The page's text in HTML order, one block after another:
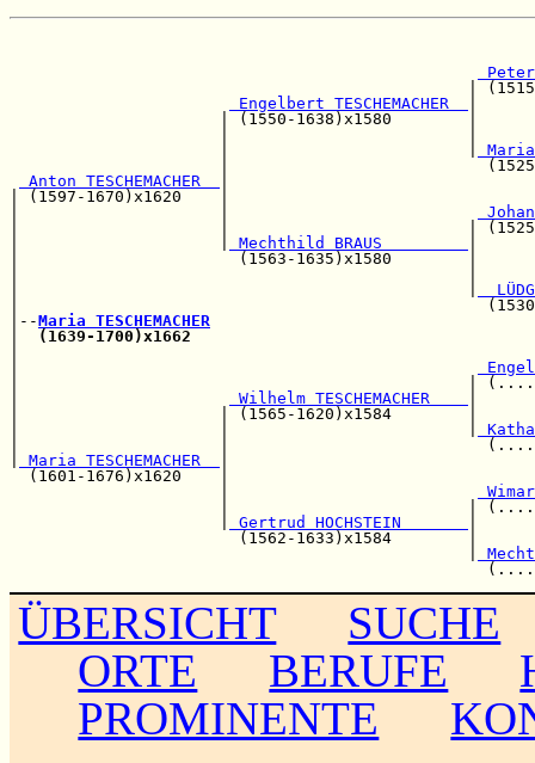
Engelbert TESCHEMACHER
| (1550-
|
Anton TESCHEMACHER
| (1597-1670)x1620    |
|                     |
Mechthild BRAUS
|                       (1563-
|
|--Maria TESCHEMACHER
(1639-1700)x1662
|
Wilhelm TESCHEMACHER
|                     | (1565-
|                     |
Maria TESCHEMACHER
(1601-1676)x1620    |
|
Gertrud HOCHSTEIN
(1562-1633)x1584
ÜBERSICHT
SUCHE
ORTE
BERUFE
PROMINENTE